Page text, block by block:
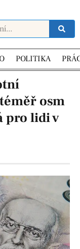
POLITIKA
osm
pro lidi v